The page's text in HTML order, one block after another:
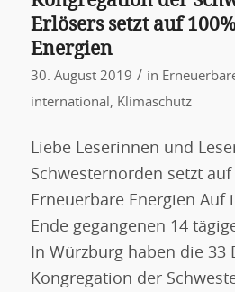
Erlösers setzt auf
Energien
30. August 2019 / in
international , Klimaschutz
Liebe Leserinnen und
Schwesternorden setzt auf
Erneuerbare Energien Auf
Ende gegangenen 14
In Würzburg haben die 33
Kongregation der